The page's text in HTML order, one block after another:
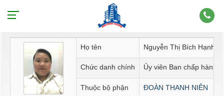
Thông tin nhân sự
Họ tên Nguyễn Thị Bích Hạnh
Chức danh chính Ủy viên Ban chấp hành
Thuộc bộ phận ĐOÀN THANH NIÊN